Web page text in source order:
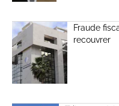
Fraude
recouvrer